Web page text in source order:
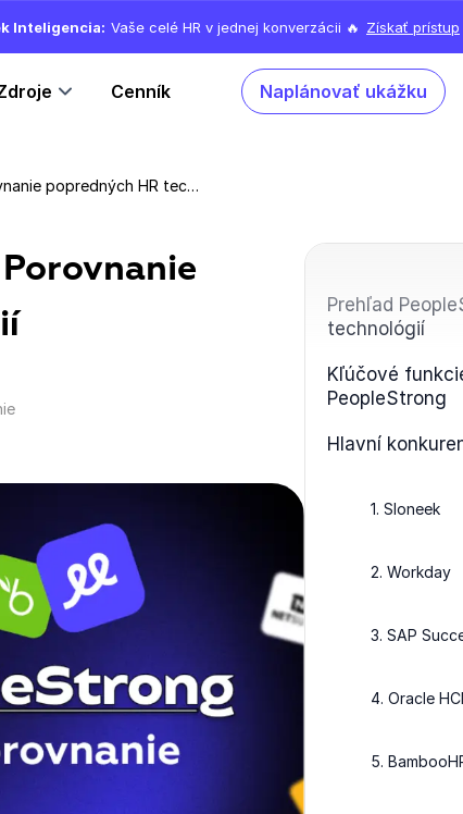
Inteligencia: Vaše celé HR v jednej konverzácii 🔥 Získať prístup
Cenník Naplánovať ukážku
Konkurenti PeopleStrong: Porovnanie popredných HR technológií
Prehľad
technológií
Kľúčové
PeopleStrong
Hlavní
1. Sloneek
2. Workday
3. SAP
4. Oracle
5.